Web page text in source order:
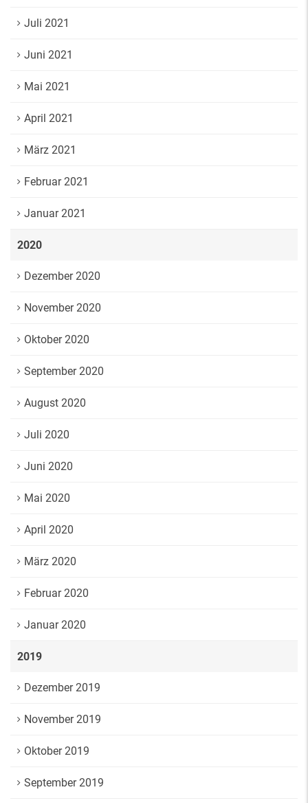
Juli 2021
Juni 2021
Mai 2021
April 2021
März 2021
Februar 2021
Januar 2021
2020
Dezember 2020
November 2020
Oktober 2020
September 2020
August 2020
Juli 2020
Juni 2020
Mai 2020
April 2020
März 2020
Februar 2020
Januar 2020
2019
Dezember 2019
November 2019
Oktober 2019
September 2019